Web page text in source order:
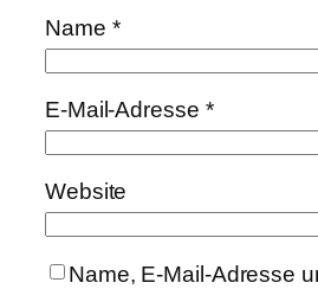
Name *
E-Mail-Adresse *
Website
Name, E-Mail-Adresse